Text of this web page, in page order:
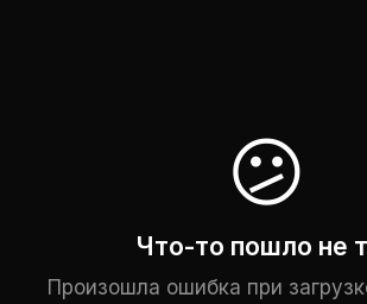
😕
Что-то пошло не
Произошла ошибка при